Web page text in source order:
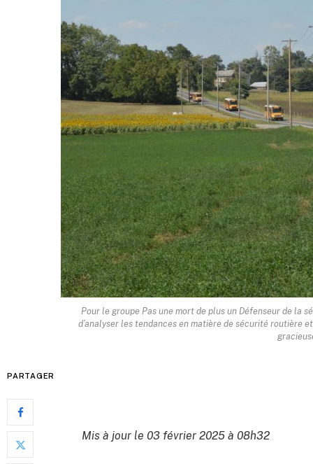
Pour le groupe Pas une mort de plus un Défenseur de la
d’analyser les tendances en matière de sécurité routière
PARTAGER
Mis à jour le 03 février 2025 à 08h32